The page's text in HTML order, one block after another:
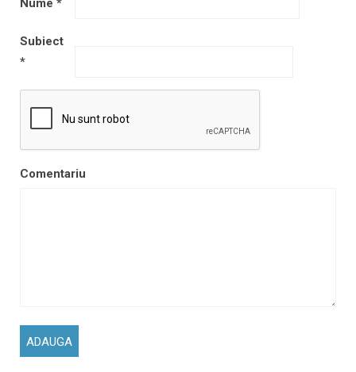
Nume *
Subiect
*
Comentariu